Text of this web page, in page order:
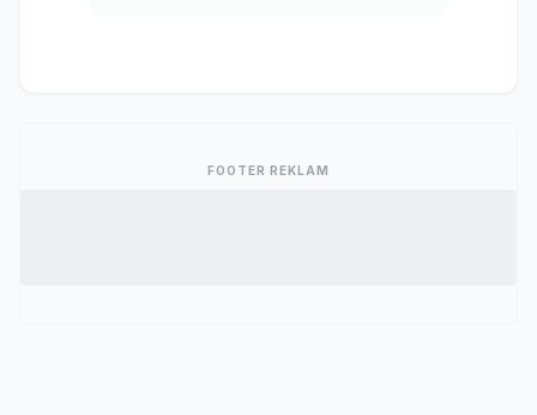
FOOTER REKLAM